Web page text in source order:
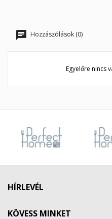
Hozzászólások (0)
Egyelőre nincs
HÍRLEVÉL
KÖVESS MINKET